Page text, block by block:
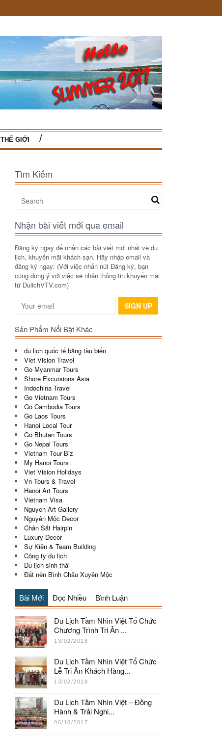
THẾ GIỚI
Tìm Kiếm
Nhận bài viết mới qua email
Đăng ký ngay để nhận các bài viết mới nhất về du
lịch, khuyến mãi khách sạn. Hãy nhập email và
đăng ký ngay: (Với việc nhấn nút Đăng ký, bạn
cũng đồng ý với việc sẽ nhận thông tin khuyến mãi
từ DulichVTV.com)
SIGN UP
Sản Phẩm Nổi Bật Khác
du lịch quốc tế bằng tàu biển
Viet Vision Travel
Go Myanmar Tours
Shore Excursions Asia
Indochina Travel
Go Vietnam Tours
Go Cambodia Tours
Go Laos Tours
Hanoi Local Tour
Go Bhutan Tours
Go Nepal Tours
Vietnam Tour Biz
My Hanoi Tours
Viet Vision Holidays
Vn Tours & Travel
Hanoi Art Tours
Vietnam Visa
Nguyen Art Gallery
Nguyên Mộc Decor
Chân Sắt Hairpin
Luxury Decor
Sự Kiện & Team Building
Công ty du lịch
Du lịch sinh thái
Đất nền Bình Châu Xuyên Mộc
Bài Mới Đọc Nhiều Bình Luận
Du Lịch Tầm Nhìn Việt Tổ Chức
Chương Trình Tri Ân ...
13/02/2018
Du Lịch Tầm Nhìn Việt Tổ Chức
Lễ Tri Ân Khách Hàng...
13/02/2018
Du Lịch Tầm Nhìn Việt – Đồng
Hành & Trải Nghi...
06/10/2017